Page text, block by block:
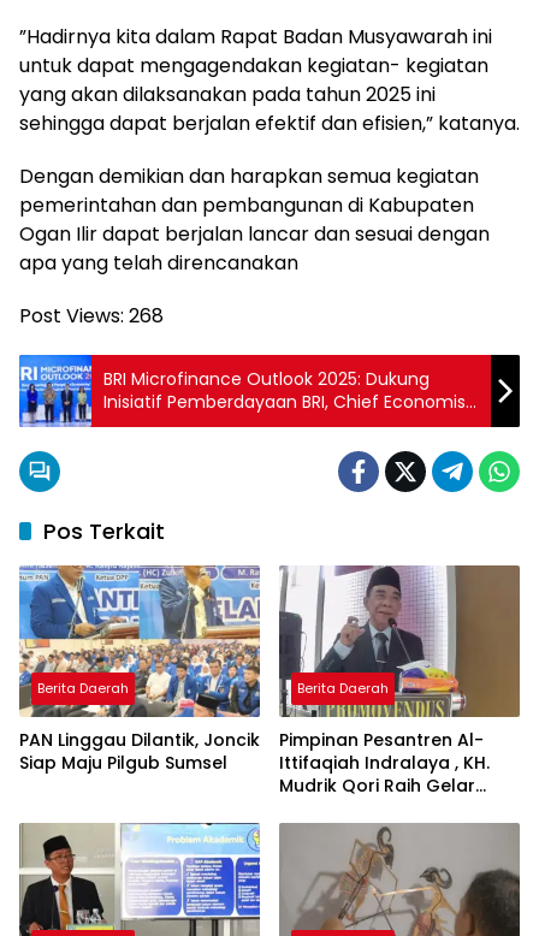
”Hadirnya kita dalam Rapat Badan Musyawarah ini
untuk dapat mengagendakan kegiatan- kegiatan
yang akan dilaksanakan pada tahun 2025 ini
sehingga dapat berjalan efektif dan efisien,” katanya.
Dengan demikian dan harapkan semua kegiatan
pemerintahan dan pembangunan di Kabupaten
Ogan Ilir dapat berjalan lancar dan sesuai dengan
apa yang telah direncanakan
Post Views: 268
BRI Microfinance Outlook 2025: Dukung
Inisiatif Pemberdayaan BRI, Chief Economist
ADB Soroti Pentingnya Digitalisasi UMKM
Pos Terkait
Berita Daerah
PAN Linggau Dilantik, Joncik
Siap Maju Pilgub Sumsel
Berita Daerah
Pimpinan Pesantren Al-
Ittifaqiah Indralaya , KH.
Mudrik Qori Raih Gelar
Model Pembelajaran
Nagham Al-Qur’an di UMM